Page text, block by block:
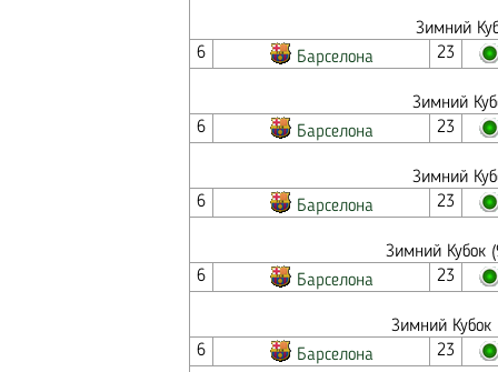
Зимний
6
Барселона 23
Зимний
6
Барселона 23
Зимний
6
Барселона 23
Зимний Кубок
6
Барселона 23
Зимний
6
Барселона 23